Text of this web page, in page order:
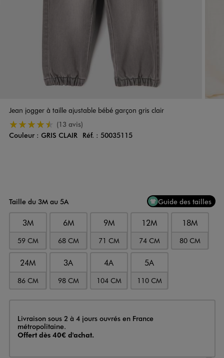
Jean jogger à taille ajustable bébé garçon gris clair
4.5/5 de moyenne
(13 avis)
Couleur
Couleur : GRIS CLAIR Réf. : 50035115
Taille du 3M au 5A Guide des tailles
3M
59 CM
6M
68 CM
9M
71 CM
12M
74 CM
18M
80 CM
24M
86 CM
3A
98 CM
4A
104 CM
5A
110 CM
Livraison
Livraison sous 2 à 4 jours ouvrés en France
métropolitaine.
Offert dès 40€ d'achat.